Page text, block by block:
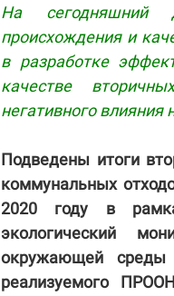
На сегодняшний
происхождения и
в разработке
качестве
негативного
Подведены итоги
коммунальных
2020 году в
экологический
окружающей среды
реализуемого